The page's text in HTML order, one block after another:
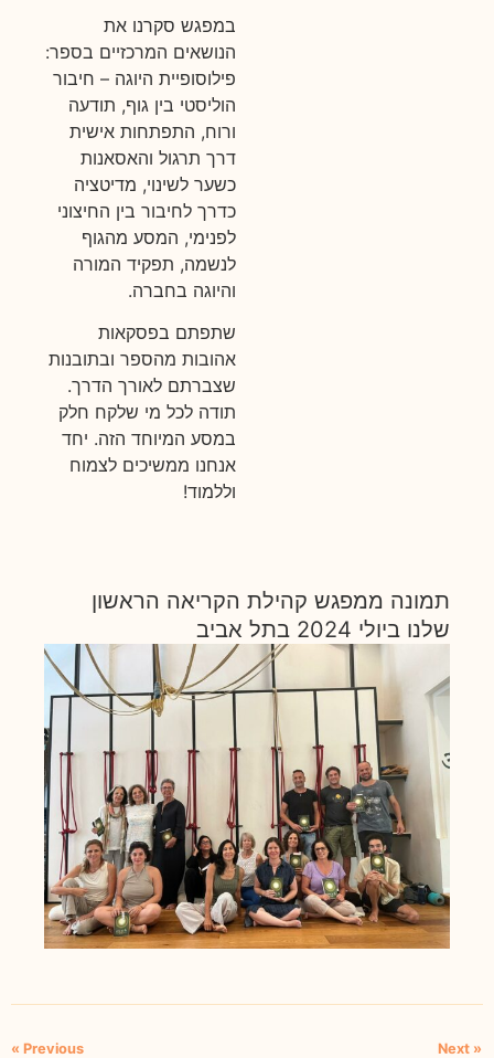
במפגש סקרנו את
הנושאים המרכזיים בספר:
פילוסופיית היוגה – חיבור
הוליסטי בין גוף, תודעה
ורוח, התפתחות אישית
דרך תרגול והאסאנות
כשער לשינוי, מדיטציה
כדרך לחיבור בין החיצוני
לפנימי, המסע מהגוף
לנשמה, תפקיד המורה
והיוגה בחברה.
שתפתם בפסקאות
אהובות מהספר ובתובנות
שצברתם לאורך הדרך.
תודה לכל מי שלקח חלק
במסע המיוחד הזה. יחד
אנחנו ממשיכים לצמוח
וללמוד!
תמונה ממפגש קהילת הקריאה הראשון
שלנו ביולי 2024 בתל אביב
« Previous Next »